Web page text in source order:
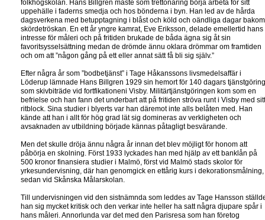
folkhögskolan. Hans Billgren måste som trettonåring börja arbeta för sitt
uppehälle i faderns smedja och hos bönderna i byn. Han led av de hårda
dagsverkena med betupptagning i blåst och köld och oändliga dagar bakom
skördetröskan. En ett år yngre kamrat, Eve Eriksson, delade emellertid hans
intresse för måleri och på fritiden brukade de båda ägna sig åt sin
favoritsysselsättning medan de drömde ännu oklara drömmar om framtiden
och om att ”någon gång på ett eller annat sätt få bli sig själv.”
Efter några år som ”bodbetjänst” i Tage Håkanssons livsmedelsaffär i
Löderup lämnade Hans Billgren 1929 sin hemort för 140 dagars tjänstgöring
som skivbiträde vid fortfikationeni Visby. Militärtjänstgöringen kom som en
befrielse och han fann det underbart att på fritiden ströva runt i Visby med sitt
ritblock. Sina studier i blyerts var han däremot inte alls belåten med. Han
kände att han i allt för hög grad lät sig domineras av verkligheten och
avsaknaden av utbildning började kännas påtagligt besvärande.
Men det skulle dröja ännu några år innan det blev möjligt för honom att
påbörja en skolning. Först 1933 lyckades han med hjälp av ett banklån på
500 kronor finansiera studier i Malmö, först vid Malmö stads skolor för
yrkesundervisning, där han genomgick en ettårig kurs i dekorationsmålning,
sedan vid Skånska Målarskolan.
Till undervisningen vid den sistnämnda som leddes av Tage Hansson
han sig mycket kritisk och den verkar inte heller ha satt några djupare spår i
hans måleri. Annorlunda var det med den Parisresa som han företog